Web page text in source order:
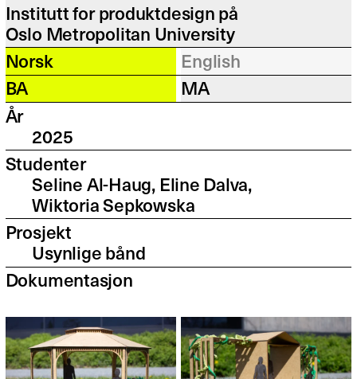
Institutt for produktdesign på
Oslo Metropolitan University
Norsk
English
BA
MA
År
2025
Studenter
Seline Al-Haug, Eline Dalva,
Wiktoria Sepkowska
Prosjekt
Usynlige bånd
Dokumentasjon